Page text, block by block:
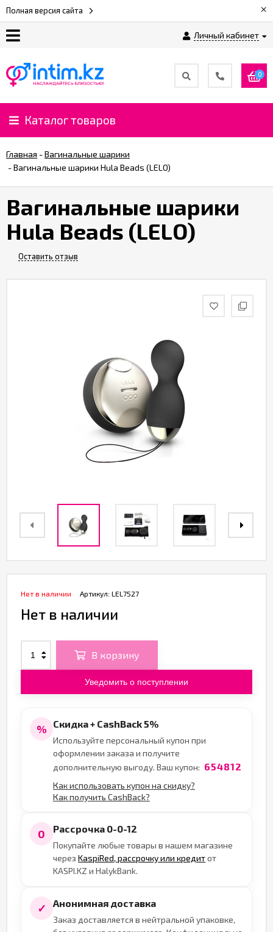
Полная версия сайта ×
Личный кабинет
нас
Доставка
и
⚡
%
CashBack
%
0
Каталог товаров
Главная -Вагинальные шарики
-Вагинальные шарики Hula Beads (LELO)
Вагинальные шарики
Hula Beads (LELO)
Оставить отзыв
Артикул: LEL7527
Нет в наличии
Нет в наличии
В корзину
Уведомить о поступлении
% Скидка + CashBack 5%
Используйте персональный купон при
оформлении заказа и получите
дополнительную выгоду. Ваш купон: 654812
Как использовать купон на скидку?
Как получить CashBack?
0 Рассрочка 0-0-12
Покупайте любые товары в нашем магазине
через KaspiRed, рассрочку или кредитот
KASPI.KZ и HalykBank.
✓ Анонимная доставка
Заказ доставляется в нейтральной упаковке,